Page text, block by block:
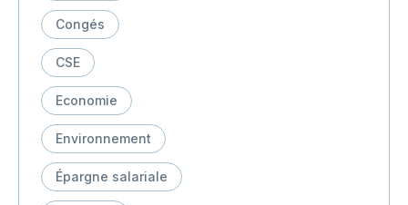
Congés
CSE
Economie
Environnement
Épargne salariale